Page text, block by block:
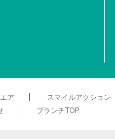
ア スマイルアクション
ブランチTOP